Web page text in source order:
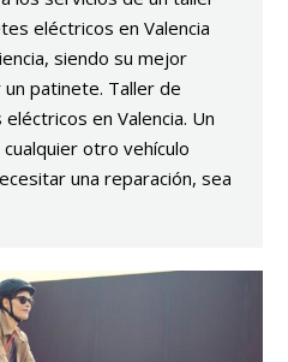
eléctricos en Valencia
siendo su mejor
patinete. Taller de
en Valencia. Un
otro vehículo
una reparación, sea